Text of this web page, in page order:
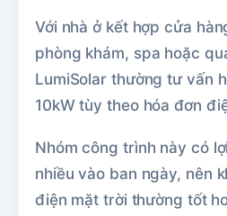
Với nhà ở kết hợp cửa
phòng khám, spa hoặc
LumiSolar thường tư vấn
10kW tùy theo hóa đơn
Nhóm công trình này có
nhiều vào ban ngày, nên
điện mặt trời thường tốt